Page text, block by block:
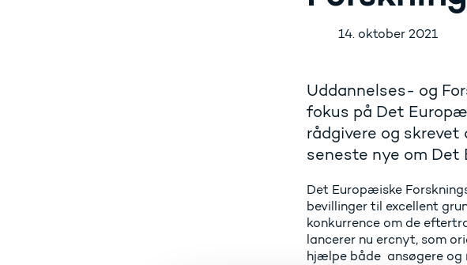
14. oktober 2021
Uddannelses- og
fokus på Det
rådgivere og
seneste nye om Det
Det Europæiske
bevillinger til excellent
konkurrence om de
lancerer nu ercnyt, som
hjælpe både ansøgere og